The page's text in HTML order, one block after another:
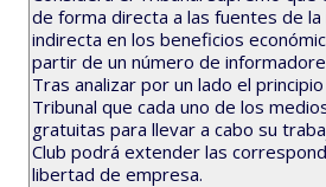
de forma directa a las fuentes de
indirecta en los beneficios
partir de un número de
Tras analizar por un lado el
Tribunal que cada uno de los
gratuitas para llevar a cabo su
Club podrá extender las
libertad de empresa.